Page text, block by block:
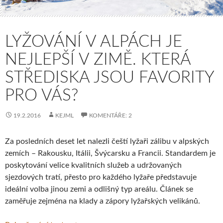
LYŽOVÁNÍ V ALPÁCH JE
NEJLEPŠÍ V ZIMĚ. KTERÁ
STŘEDISKA JSOU FAVORITY
PRO VÁS?
19.2.2016 KEJML KOMENTÁŘE: 2
Za posledních deset let nalezli čeští lyžaři zálibu v alpských
zemích – Rakousku, Itálii, Švýcarsku a Francii. Standardem je
poskytování velice kvalitních služeb a udržovaných
sjezdových tratí, přesto pro každého lyžaře představuje
ideální volba jinou zemi a odlišný typ areálu. Článek se
zaměřuje zejména na klady a zápory lyžařských velikánů.